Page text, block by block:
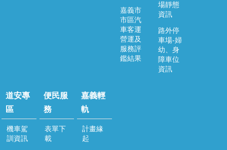
首
頁
網
站
導
嘉義市
市區汽
車客運
營運及
服務評
鑑結果
場靜態
資訊
路外停
車場-婦
幼、身
障車位
資訊
道安專
區
機車駕
訓資訊
便民服
務
表單下
載
嘉義輕
軌
計畫緣
起